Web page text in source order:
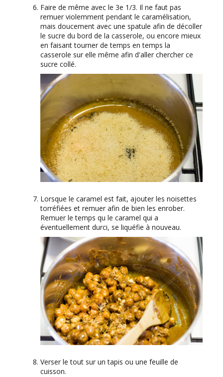
Faire de même avec le 3e 1/3. Il ne faut pas
remuer violemment pendant le caramélisation,
mais doucement avec une spatule afin de décoller
le sucre du bord de la casserole, ou encore mieux
en faisant tourner de temps en temps la
casserole sur elle même afin d'aller chercher ce
sucre collé.
Lorsque le caramel est fait, ajouter les noisettes
torréfiées et remuer afin de bien les enrober.
Remuer le temps qu le caramel qui a
éventuellement durci, se liquéfie à nouveau.
Verser le tout sur un tapis ou une feuille de
cuisson.